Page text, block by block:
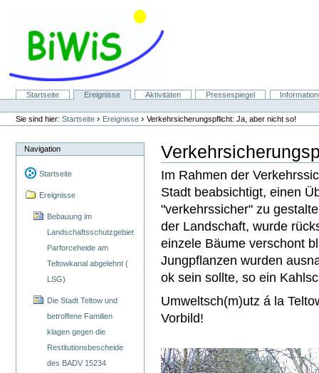
Navigation
SektionenStartseite Ereignisse Aktivitäten Pressespiegel
Benutzerspezifische
Werkzeuge
Sie sind hier: Startseite › Ereignisse ›Verkehrsicherungspflicht: Ja, aber nicht so!
Navigation
Startseite
Ereignisse
Bebauung im
Landschaftsschutzgebiet
Parforceheide am
Teltowkanal abgelehnt (
LSG)
Die Stadt Teltow und
betroffene Familien
klagen gegen die
Restitutionsbescheide
des BADV 15234
Im Rahmen der
Stadt beabsichtigt, einen
"verkehrssicher" zu
der Landschaft, wurde
einzele Bäume verschont
Jungpflanzen wurden
ok sein sollte, so ein
Umweltsch(m)utz á la
Vorbild!